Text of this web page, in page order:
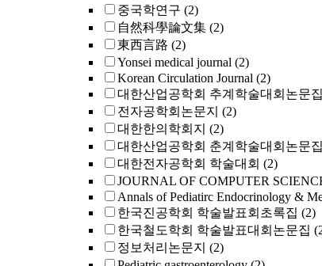
중국학연구 (2)
自然科學論文集 (2)
東西言路 (2)
Yonsei medical journal (2)
Korean Circulation Journal (2)
대한산업공학회 추계학술대회논문집
전자공학회논문지 (2)
대한한의학회지 (2)
대한산업공학회 춘계학술대회논문집
대한전자공학회 학술대회 (2)
JOURNAL OF COMPUTER
Annals of Pediatirc Endocrinology &
한국진공학회 학술발표회초록집 (2)
한국철도학회 학술발표대회논문집
정보처리논문지 (2)